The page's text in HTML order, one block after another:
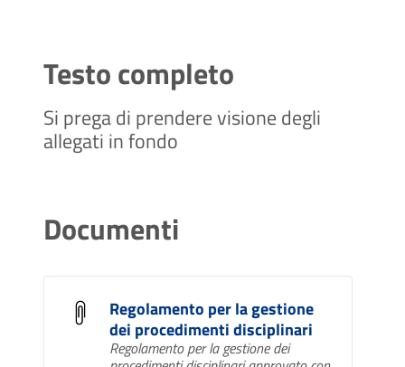
Testo completo
Si prega di prendere visione degli
allegati in fondo
Documenti
Regolamento per la gestione
dei procedimenti disciplinari
Regolamento per la gestione dei